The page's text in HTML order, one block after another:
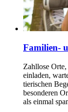
Familien-
Zahllose
einladen,
tierischen
besonderen
als einmal